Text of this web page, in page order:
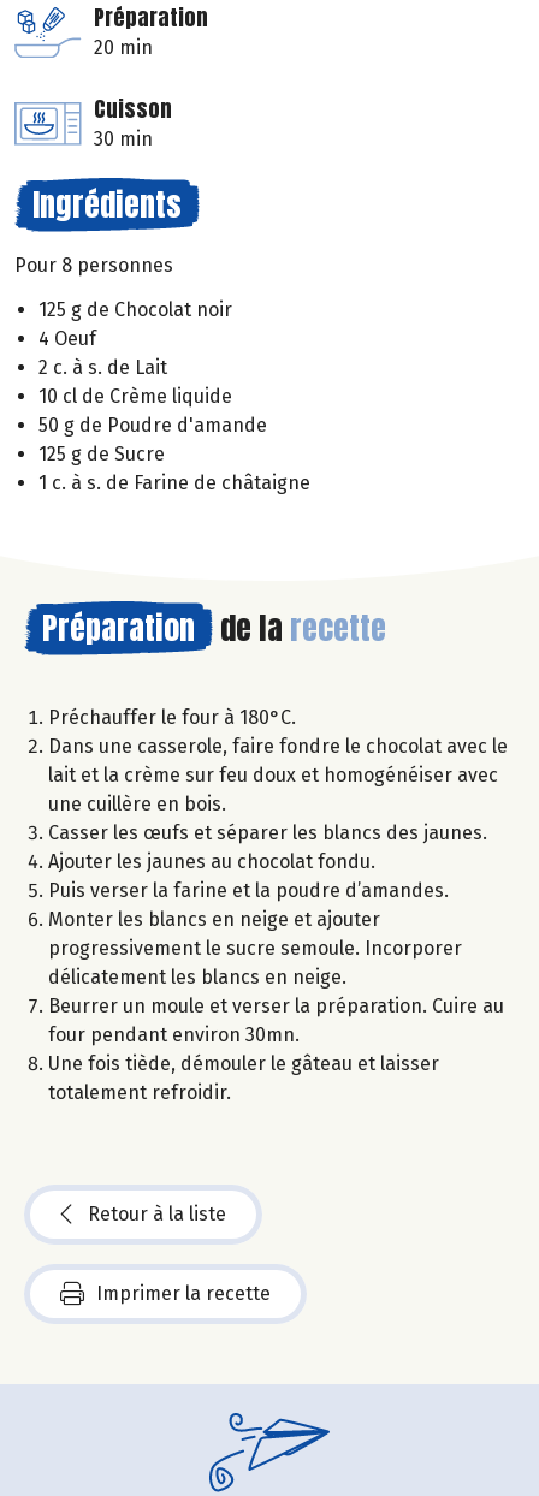
Préparation
20 min
Cuisson
30 min
Ingrédients
Pour 8 personnes
125 g de Chocolat noir
4 Oeuf
2 c. à s. de Lait
10 cl de Crème liquide
50 g de Poudre d'amande
125 g de Sucre
1 c. à s. de Farine de châtaigne
Préparation de la recette
Préchauffer le four à 180°C.
Dans une casserole, faire fondre le chocolat avec le
lait et la crème sur feu doux et homogénéiser avec
une cuillère en bois.
Casser les œufs et séparer les blancs des jaunes.
Ajouter les jaunes au chocolat fondu.
Puis verser la farine et la poudre d’amandes.
Monter les blancs en neige et ajouter
progressivement le sucre semoule. Incorporer
délicatement les blancs en neige.
Beurrer un moule et verser la préparation. Cuire au
four pendant environ 30mn.
Une fois tiède, démouler le gâteau et laisser
totalement refroidir.
Retour à la liste
Imprimer la recette